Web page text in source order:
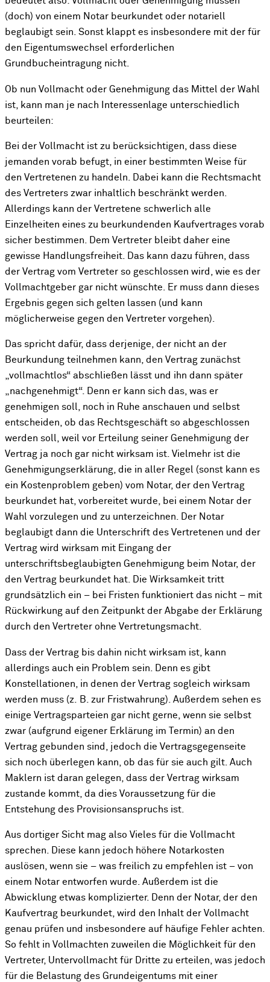
(doch) von einem Notar beurkundet oder notariell
beglaubigt sein. Sonst klappt es insbesondere mit der für
den Eigentumswechsel erforderlichen
Grundbucheintragung nicht.
Ob nun Vollmacht oder Genehmigung das Mittel der Wahl
ist, kann man je nach Interessenlage unterschiedlich
beurteilen:
Bei der Vollmacht ist zu berücksichtigen, dass diese
jemanden vorab befugt, in einer bestimmten Weise für
den Vertretenen zu handeln. Dabei kann die Rechtsmacht
des Vertreters zwar inhaltlich beschränkt werden.
Allerdings kann der Vertretene schwerlich alle
Einzelheiten eines zu beurkundenden Kaufvertrages vorab
sicher bestimmen. Dem Vertreter bleibt daher eine
gewisse Handlungsfreiheit. Das kann dazu führen, dass
der Vertrag vom Vertreter so geschlossen wird, wie es der
Vollmachtgeber gar nicht wünschte. Er muss dann dieses
Ergebnis gegen sich gelten lassen (und kann
möglicherweise gegen den Vertreter vorgehen).
Das spricht dafür, dass derjenige, der nicht an der
Beurkundung teilnehmen kann, den Vertrag zunächst
„vollmachtlos“ abschließen lässt und ihn dann später
„nachgenehmigt“. Denn er kann sich das, was er
genehmigen soll, noch in Ruhe anschauen und selbst
entscheiden, ob das Rechtsgeschäft so abgeschlossen
werden soll, weil vor Erteilung seiner Genehmigung der
Vertrag ja noch gar nicht wirksam ist. Vielmehr ist die
Genehmigungserklärung, die in aller Regel (sonst kann es
ein Kostenproblem geben) vom Notar, der den Vertrag
beurkundet hat, vorbereitet wurde, bei einem Notar der
Wahl vorzulegen und zu unterzeichnen. Der Notar
beglaubigt dann die Unterschrift des Vertretenen und der
Vertrag wird wirksam mit Eingang der
unterschriftsbeglaubigten Genehmigung beim Notar, der
den Vertrag beurkundet hat. Die Wirksamkeit tritt
grundsätzlich ein – bei Fristen funktioniert das nicht – mit
Rückwirkung auf den Zeitpunkt der Abgabe der Erklärung
durch den Vertreter ohne Vertretungsmacht.
Dass der Vertrag bis dahin nicht wirksam ist, kann
allerdings auch ein Problem sein. Denn es gibt
Konstellationen, in denen der Vertrag sogleich wirksam
werden muss (z. B. zur Fristwahrung). Außerdem sehen es
einige Vertragsparteien gar nicht gerne, wenn sie selbst
zwar (aufgrund eigener Erklärung im Termin) an den
Vertrag gebunden sind, jedoch die Vertragsgegenseite
sich noch überlegen kann, ob das für sie auch gilt. Auch
Maklern ist daran gelegen, dass der Vertrag wirksam
zustande kommt, da dies Voraussetzung für die
Entstehung des Provisionsanspruchs ist.
Aus dortiger Sicht mag also Vieles für die Vollmacht
sprechen. Diese kann jedoch höhere Notarkosten
auslösen, wenn sie – was freilich zu empfehlen ist – von
einem Notar entworfen wurde. Außerdem ist die
Abwicklung etwas komplizierter. Denn der Notar, der den
Kaufvertrag beurkundet, wird den Inhalt der Vollmacht
genau prüfen und insbesondere auf häufige Fehler achten.
So fehlt in Vollmachten zuweilen die Möglichkeit für den
Vertreter, Untervollmacht für Dritte zu erteilen, was jedoch
für die Belastung des Grundeigentums mit einer